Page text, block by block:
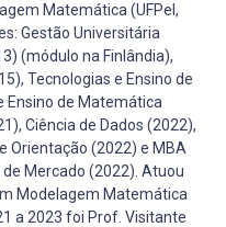
Matemática (UFPel,
Gestão Universitária
(módulo na Finlândia),
Tecnologias e Ensino de
Ensino de Matemática
Ciência de Dados (2022),
Orientação (2022) e MBA
Mercado (2022). Atuou
Modelagem Matemática
a 2023 foi Prof. Visitante